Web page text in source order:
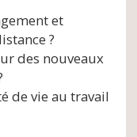
et
?
des nouveaux
de vie au travail